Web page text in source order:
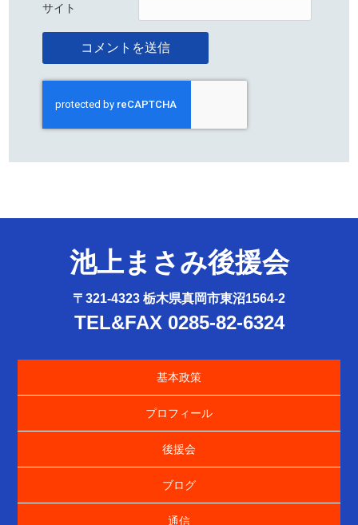
サイト
池上まさみ後援会
〒321-4323 栃木県真岡市東沼1564-2
TEL&FAX 0285-82-6324
基本政策
プロフィール
後援会
ブログ
通信